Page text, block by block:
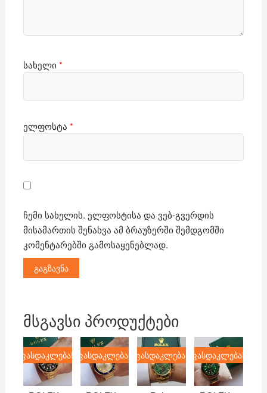
სახელი *
ელფოსტა *
ჩემი სახელის. ელფოსტისა და ვებ-გვერდის
მისამართის შენახვა ამ ბრაუზერში შემდგომში
კომენტარებში გამოსაყენებლად.
მსგავსი პროდუქტები
ფასდაკლება! ფასდაკლება! ფასდაკლება! ფასდაკლება!